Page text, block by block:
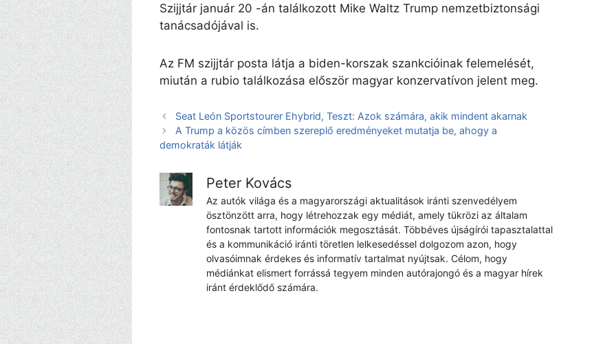
Szijjtár január 20 -án találkozott Mike Waltz Trump nemzetbiztonsági
tanácsadójával is.
Az FM szijjtár posta látja a biden-korszak szankcióinak felemelését,
miután a rubio találkozása először magyar konzervatívon jelent meg.
Seat León Sportstourer Ehybrid, Teszt: Azok számára, akik mindent akarnak
A Trump a közös címben szereplő eredményeket mutatja be, ahogy a
demokraták látják
Peter Kovács
Az autók világa és a magyarországi aktualitások iránti szenvedélyem
ösztönzött arra, hogy létrehozzak egy médiát, amely tükrözi az általam
fontosnak tartott információk megosztását. Többéves újságírói tapasztalattal
és a kommunikáció iránti töretlen lelkesedéssel dolgozom azon, hogy
olvasóimnak érdekes és informatív tartalmat nyújtsak. Célom, hogy
médiánkat elismert forrássá tegyem minden autórajongó és a magyar hírek
iránt érdeklődő számára.